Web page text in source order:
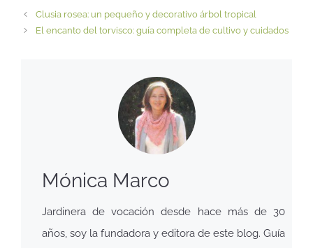
Clusia rosea: un pequeño y decorativo árbol tropical
El encanto del torvisco: guía completa de cultivo y cuidados
Mónica Marco
Jardinera de vocación desde hace más de 30
años, soy la fundadora y editora de este blog. Guía